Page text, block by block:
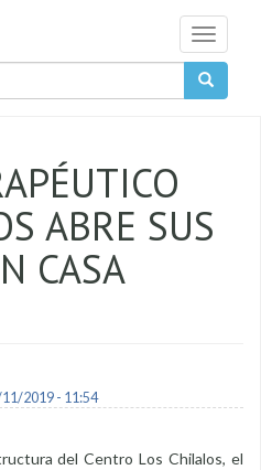
Toggle
ABRE SUS
CASA
2019 - 11:54
del Centro Los Chilalos, el